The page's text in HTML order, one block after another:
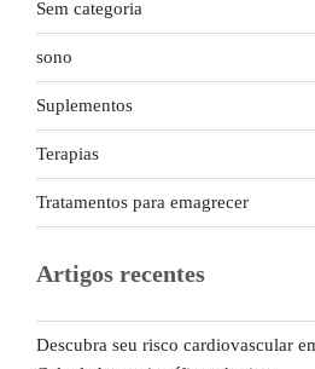
Sem categoria
sono
Suplementos
Terapias
Tratamentos para emagrecer
Artigos recentes
Descubra seu risco cardiovascular